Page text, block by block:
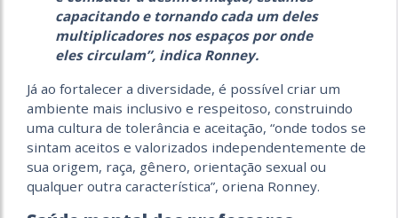
capacitando e tornando cada um deles
multiplicadores nos espaços por onde
eles circulam”, indica Ronney.
Já ao fortalecer a diversidade, é possível criar um
ambiente mais inclusivo e respeitoso, construindo
uma cultura de tolerância e aceitação, “onde todos se
sintam aceitos e valorizados independentemente de
sua origem, raça, gênero, orientação sexual ou
qualquer outra característica”, oriena Ronney.